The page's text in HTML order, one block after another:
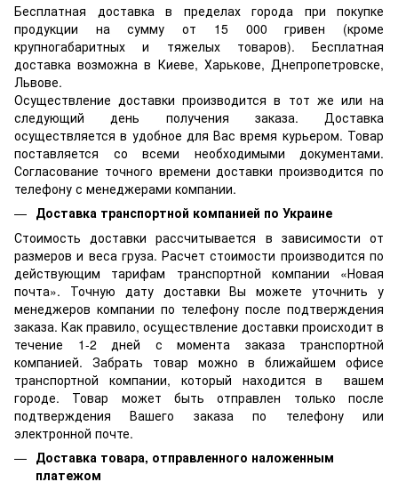
Бесплатная доставка в пределах города при покупке
продукции на сумму от 15 000 гривен (кроме
крупногабаритных и тяжелых товаров). Бесплатная
доставка возможна в Киеве, Харькове, Днепропетровске,
Львове.
Осуществление доставки производится в тот же или на
следующий день получения заказа. Доставка
осуществляется в удобное для Вас время курьером. Товар
поставляется со всеми необходимыми документами.
Согласование точного времени доставки производится по
телефону с менеджерами компании.
Доставка транспортной компанией по Украине
Стоимость доставки рассчитывается в зависимости от
размеров и веса груза. Расчет стоимости производится по
действующим тарифам транспортной компании «Новая
почта». Точную дату доставки Вы можете уточнить у
менеджеров компании по телефону после подтверждения
заказа. Как правило, осуществление доставки происходит в
течение 1-2 дней с момента заказа транспортной
компанией. Забрать товар можно в ближайшем офисе
транспортной компании, который находится в вашем
городе. Товар может быть отправлен только после
подтверждения Вашего заказа по телефону или
электронной почте.
Доставка товара, отправленного наложенным
платежом